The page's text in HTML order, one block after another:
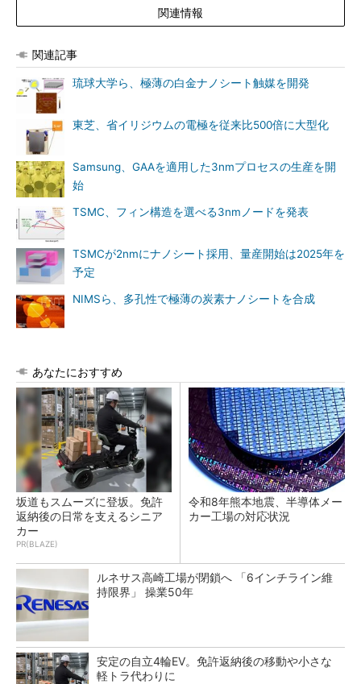
関連情報
関連記事
琉球大学ら、極薄の白金ナノシート触媒を開発
東芝、省イリジウムの電極を従来比500倍に大型化
Samsung、GAAを適用した3nmプロセスの生産を開
始
TSMC、フィン構造を選べる3nmノードを発表
TSMCが2nmにナノシート採用、量産開始は2025年を
予定
NIMSら、多孔性で極薄の炭素ナノシートを合成
あなたにおすすめ
坂道もスムーズに登坂。免許
返納後の日常を支えるシニア
カー
PR(BLAZE)
令和8年熊本地震、半導体メー
カー工場の対応状況
ルネサス高崎工場が閉鎖へ 「6インチライン維
持限界」 操業50年
安定の自立4輪EV。免許返納後の移動や小さな
軽トラ代わりに